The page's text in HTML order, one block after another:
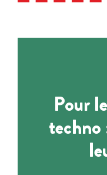
Pour